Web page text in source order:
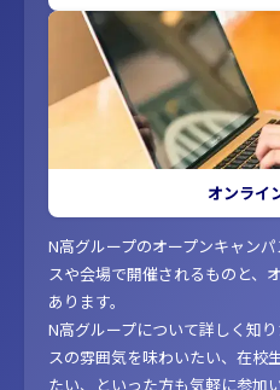
オンライ
N高グループのオープンキャン
スや会場で開催されるものと、
あります。
N高グループについて詳しく知
スの雰囲気を味わいたい、在校
たい、といった方も気軽に参加